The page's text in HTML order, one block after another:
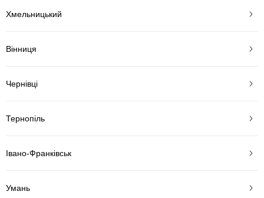
Хмельницький
Вінниця
Чернівці
Тернопіль
Івано-Франківськ
Умань